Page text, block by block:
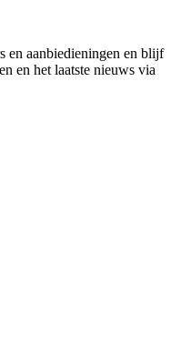
en aanbiedieningen en blijf
en het laatste nieuws via